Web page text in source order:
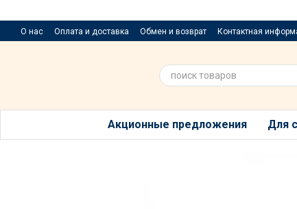
О нас Оплата и доставка Обмен и возврат Контактная
Акционные предложения Для